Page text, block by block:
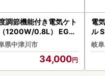
調節機能付き電気ケト
1200W/0.8L） EGL-
【ブラックブロンズ
F4N-0704
県中津川市
34,000
電
ル
ッ
善
岐